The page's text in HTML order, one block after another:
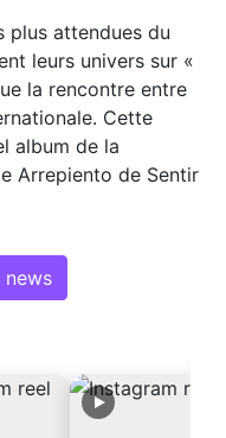
plus attendues du
leurs univers sur «
la rencontre entre
Cette
album de la
Arrepiento de Sentir